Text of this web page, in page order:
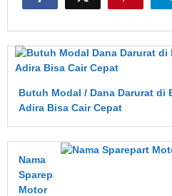
Butuh Modal / Dana Darurat di
Adira Bisa Cair Cepat
Nama
Sparepart
Motor